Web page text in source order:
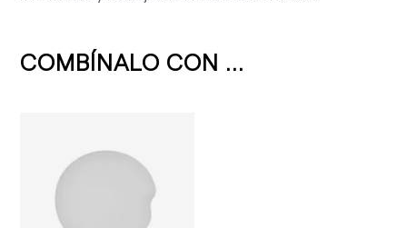
COMBÍNALO CON ...